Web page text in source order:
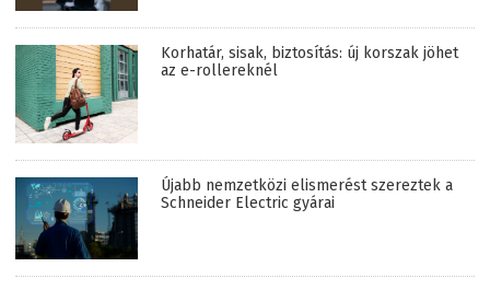
Korhatár, sisak, biztosítás: új korszak jöhet
az e-rollereknél
Újabb nemzetközi elismerést szereztek a
Schneider Electric gyárai